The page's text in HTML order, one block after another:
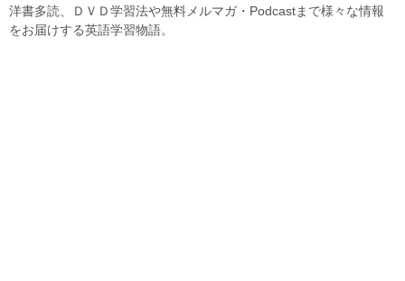
洋書多読、ＤＶＤ学習法や無料メルマガ・Podcastまで様々な情報
をお届けする英語学習物語。